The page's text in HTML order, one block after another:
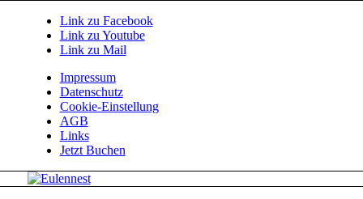
Link zu Facebook
Link zu Youtube
Link zu Mail
Impressum
Datenschutz
Cookie-Einstellung
AGB
Links
Jetzt Buchen